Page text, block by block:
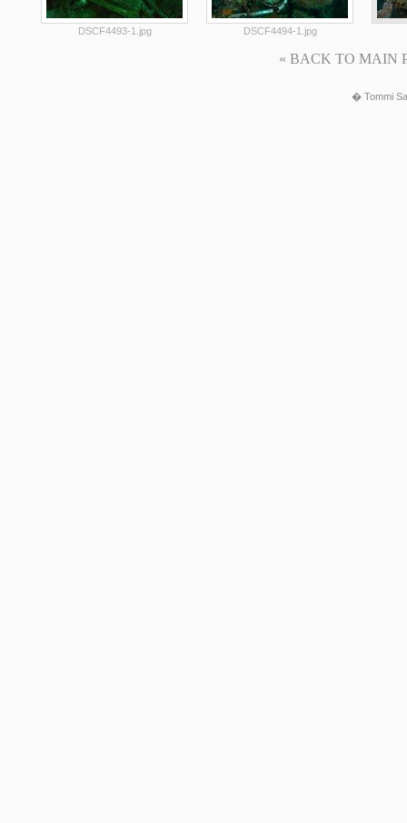
DSCF4493-1.jpg DSCF4494-1.jpg
« BACK TO MAIN
� Tommi